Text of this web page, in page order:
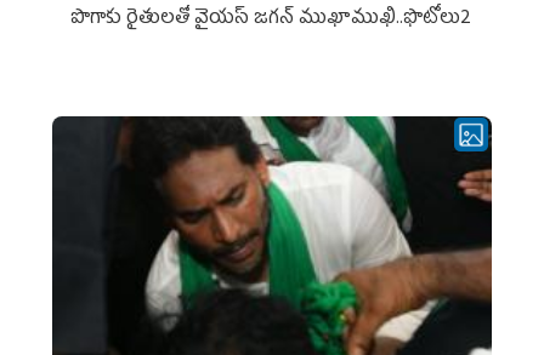
పొగాకు రైతుల‌తో వైయ‌స్ జ‌గ‌న్ ముఖాముఖి..ఫొటోలు2